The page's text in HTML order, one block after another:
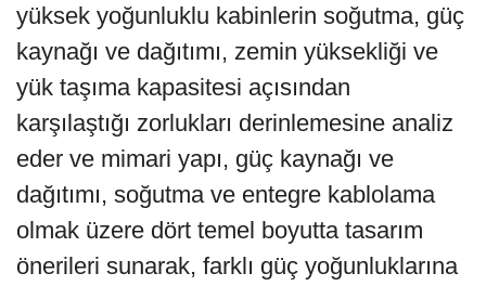
yüksek yoğunluklu kabinlerin soğutma, güç
kaynağı ve dağıtımı, zemin yüksekliği ve
yük taşıma kapasitesi açısından
karşılaştığı zorlukları derinlemesine analiz
eder ve mimari yapı, güç kaynağı ve
dağıtımı, soğutma ve entegre kablolama
olmak üzere dört temel boyutta tasarım
önerileri sunarak, farklı güç yoğunluklarına